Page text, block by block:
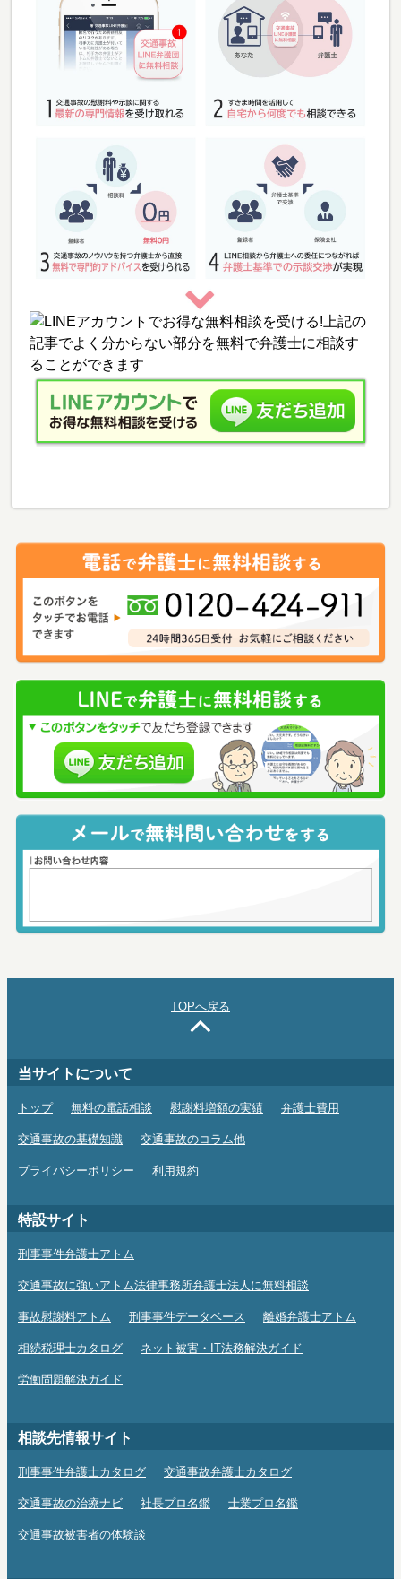
TOPへ戻る
当サイトについて
トップ 無料の電話相談 慰謝料増額の実績 弁護士費用
交通事故の基礎知識 交通事故のコラム他
プライバシーポリシー 利用規約
特設サイト
刑事事件弁護士アトム
交通事故に強いアトム法律事務所弁護士法人に無料相談
事故慰謝料アトム 刑事事件データベース 離婚弁護士アトム
相続税理士カタログ ネット被害・IT法務解決ガイド
労働問題解決ガイド
相談先情報サイト
刑事事件弁護士カタログ 交通事故弁護士カタログ
交通事故の治療ナビ 社長プロ名鑑 士業プロ名鑑
交通事故被害者の体験談